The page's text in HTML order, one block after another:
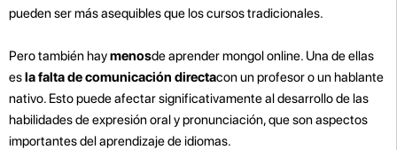
pueden ser más asequibles que los cursos tradicionales.
Pero también haymenosde aprender mongol online. Una de ellas
esla falta de comunicación directacon un profesor o un hablante
nativo. Esto puede afectar significativamente al desarrollo de las
habilidades de expresión oral y pronunciación, que son aspectos
importantes del aprendizaje de idiomas.